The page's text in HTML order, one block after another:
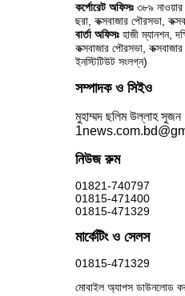
কর্পোরেট অফিসঃ ৩৮৯ নাওয়ার
ছরা, কক্সবাজার পৌরসভা,
বার্তা অফিসঃহাজী ম্যানশন,
কক্সবাজার পৌরসভা,
ইনস্টিটিউট সংলগ্ন)
সম্পাদক ও সিইও
মুহাম্মদ ছলিম উল্লাহ সুজন
নিউজ রুম
01821-740797
01815-471400
01815-471329
মার্কেটিং ও সেলস
01815-471329
মোবাইল অ্যাপস ডাউনলোড